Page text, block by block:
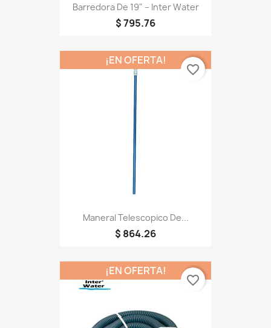
Barredora De 19" – Inter Water
$ 795.76
Maneral Telescopico De...
$ 864.26
¡EN OFERTA!
favorite_border
¡EN OFERTA!
favorite_border